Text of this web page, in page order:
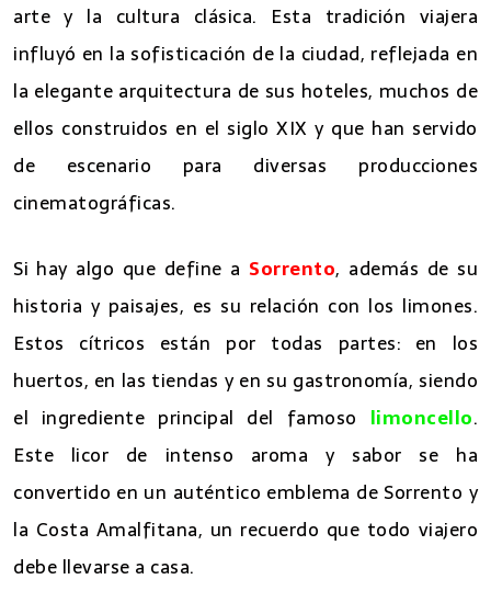
arte y la cultura clásica. Esta tradición viajera
influyó en la sofisticación de la ciudad, reflejada en
la elegante arquitectura de sus hoteles, muchos de
ellos construidos en el siglo XIX y que han servido
de escenario para diversas producciones
cinematográficas.
Si hay algo que define a Sorrento, además de su
historia y paisajes, es su relación con los limones.
Estos cítricos están por todas partes: en los
huertos, en las tiendas y en su gastronomía, siendo
el ingrediente principal del famoso limoncello.
Este licor de intenso aroma y sabor se ha
convertido en un auténtico emblema de Sorrento y
la Costa Amalfitana, un recuerdo que todo viajero
debe llevarse a casa.